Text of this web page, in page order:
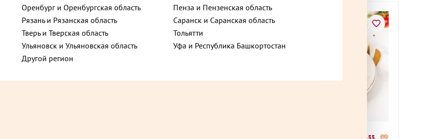
до +11,55
Оренбург и Оренбургская область
Пенза и Пензенская область
Рязань и Рязанская область
Саранск и Саранская область
Тверь и Тверская область
Тольятти
Ульяновск и Ульяновская область
Уфа и Республика Башкортостан
Другой регион